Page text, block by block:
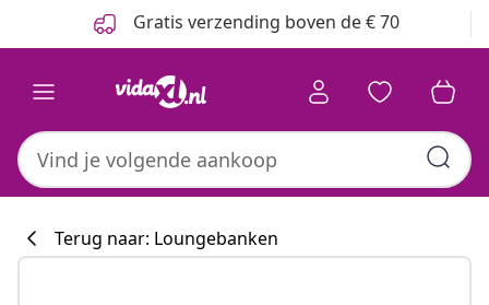
Gratis verzending boven de € 70
Terug naar: Loungebanken